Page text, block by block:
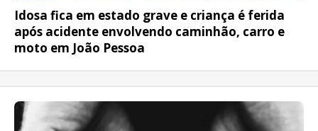
Idosa fica em estado grave e criança é ferida
após acidente envolvendo caminhão, carro e
moto em João Pessoa